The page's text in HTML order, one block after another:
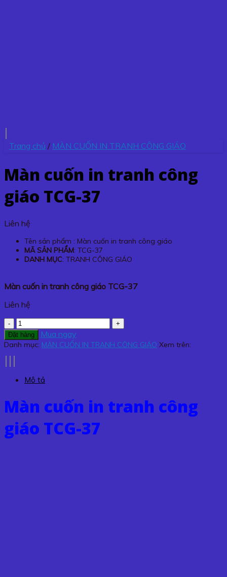
Trang chủ / MÀN CUỐN IN TRANH CÔNG GIÁO
Màn cuốn in tranh công
giáo TCG-37
Liên hệ
Tên sản phẩm : Màn cuốn in tranh công giáo
MÃ SẢN PHẨM: TCG-37
DANH MỤC: TRANH CÔNG GIÁO
Màn cuốn in tranh công giáo TCG-37
Liên hệ
Màn
cuốn
in
TCG-
số
lượng
Đặt hàng Mua ngay
Danh mục: MÀN CUỐN IN TRANH CÔNG GIÁO Xem trên:
Mô tả
Màn cuốn in tranh công
giáo TCG-37